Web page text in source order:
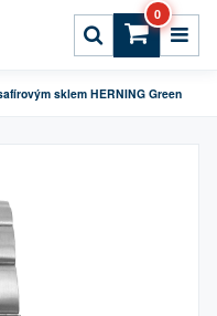
0
sklem HERNING Green